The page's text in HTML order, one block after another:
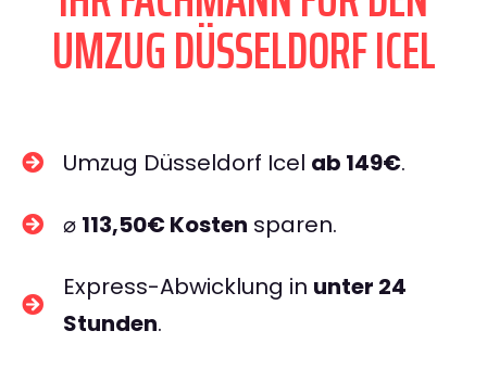
UMZUG DÜSSELDORF ICEL
Umzug Düsseldorf Icel ab 149€.
⌀ 113,50€ Kosten sparen.
Express-Abwicklung in unter 24
Stunden.